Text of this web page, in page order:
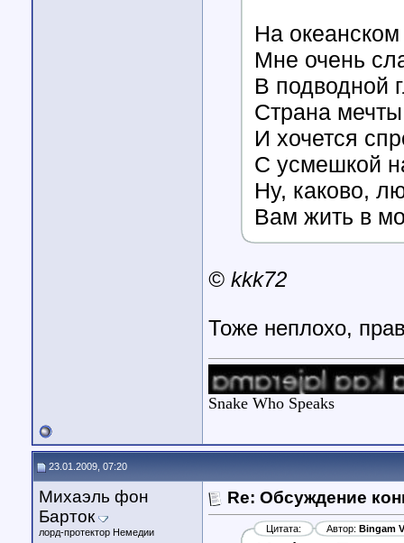
На
Мне очень
В подводной
Страна
И хочется
С усмешкой
Ну, каково,
Вам жить в
© kkk72
Тоже неплохо,
Snake Who Speaks
23.01.2009, 07:20
Михаэль фон
Барток
лорд-протектор Немедии
Re: Обсуждение
Цитата: Автор: Bingam